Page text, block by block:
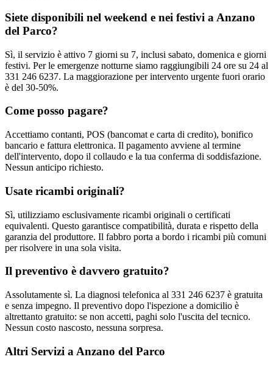
Siete disponibili nel weekend e nei festivi a Anzano
del Parco?
Sì, il servizio è attivo 7 giorni su 7, inclusi sabato, domenica e giorni
festivi. Per le emergenze notturne siamo raggiungibili 24 ore su 24 al
331 246 6237. La maggiorazione per intervento urgente fuori orario
è del 30-50%.
Come posso pagare?
Accettiamo contanti, POS (bancomat e carta di credito), bonifico
bancario e fattura elettronica. Il pagamento avviene al termine
dell'intervento, dopo il collaudo e la tua conferma di soddisfazione.
Nessun anticipo richiesto.
Usate ricambi originali?
Sì, utilizziamo esclusivamente ricambi originali o certificati
equivalenti. Questo garantisce compatibilità, durata e rispetto della
garanzia del produttore. Il fabbro porta a bordo i ricambi più comuni
per risolvere in una sola visita.
Il preventivo è davvero gratuito?
Assolutamente sì. La diagnosi telefonica al 331 246 6237 è gratuita
e senza impegno. Il preventivo dopo l'ispezione a domicilio è
altrettanto gratuito: se non accetti, paghi solo l'uscita del tecnico.
Nessun costo nascosto, nessuna sorpresa.
Altri Servizi a Anzano del Parco